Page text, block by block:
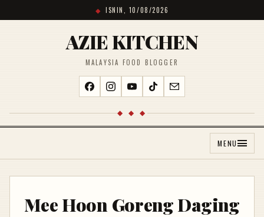
ISNIN, 10/08/2026
AZIE KITCHEN
MALAYSIA FOOD BLOGGER
◆ ◆ ◆
MENU
Mee Hoon Goreng Daging